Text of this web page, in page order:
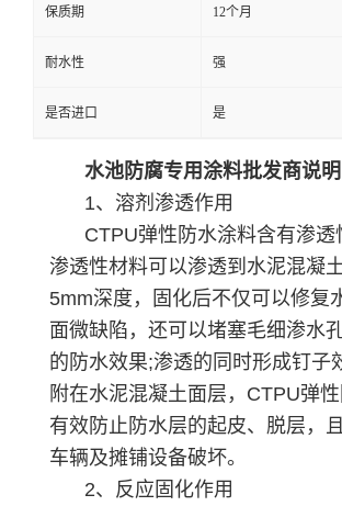
保质期 12个月
耐水性 强
是否进口 是
水池防腐专用涂料批发商说明
1、溶剂渗透作用
CTPU弹性防水涂料含有渗透
渗透性材料可以渗透到水泥混凝
5mm深度，固化后不仅可以修复
面微缺陷，还可以堵塞毛细渗水
的防水效果;渗透的同时形成钉子
附在水泥混凝土面层，CTPU弹
有效防止防水层的起皮、脱层，
车辆及摊铺设备破坏。
2、反应固化作用